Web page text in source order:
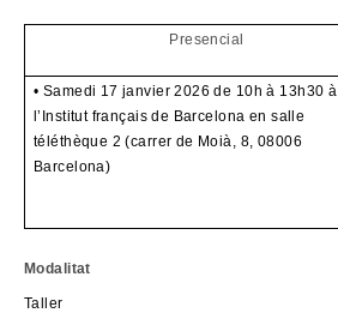
Presencial
• Samedi 17 janvier 2026 de 10h à 13h30 à
l’Institut français de Barcelona en salle
téléthèque 2 (carrer de Moià, 8, 08006
Barcelona)
Modalitat
Taller